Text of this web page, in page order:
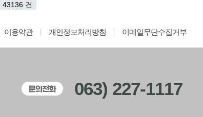
43136 건
이용약관 개인정보처리방침 이메일무단수집거부
063) 227-1117